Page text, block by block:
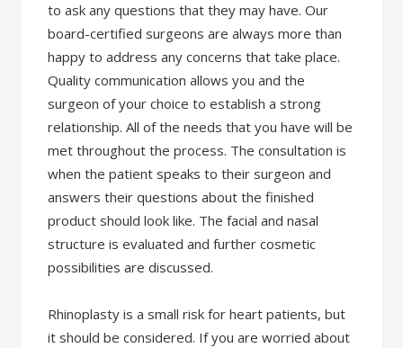
to ask any questions that they may have. Our
board-certified surgeons are always more than
happy to address any concerns that take place.
Quality communication allows you and the
surgeon of your choice to establish a strong
relationship. All of the needs that you have will be
met throughout the process. The consultation is
when the patient speaks to their surgeon and
answers their questions about the finished
product should look like. The facial and nasal
structure is evaluated and further cosmetic
possibilities are discussed.
Rhinoplasty is a small risk for heart patients, but
it should be considered. If you are worried about